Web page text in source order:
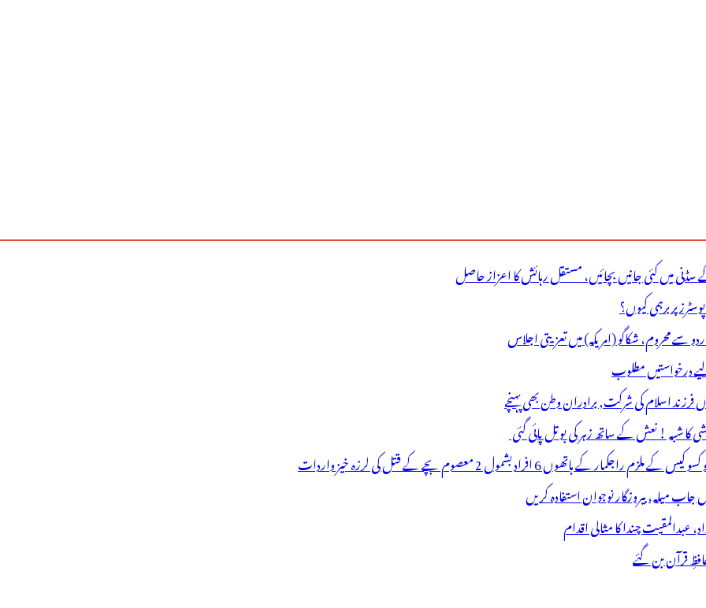
میں کئی جانیں بچائیں، مستقل رہائش کا اعزاز حاصل
پر برہمی کیوں؟
سے محروم، شکاگو (امریکہ) میں تعزیتی اجلاس
درخواستیں مطلوب
فرزند اسلام کی شرکت, برادران وطن بھی پہنچے
6 افراد بشمول 2 معصوم بچے کے قتل کی لرزہ خیز واردات
قرآن بن گئے